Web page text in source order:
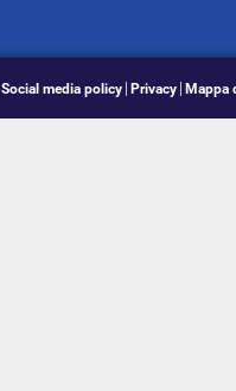
Social media policy Privacy Mappa